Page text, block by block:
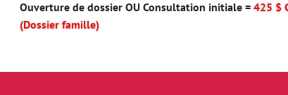
Ouverture de dossier OU Consultation initiale =425 $
(Dossier famille)